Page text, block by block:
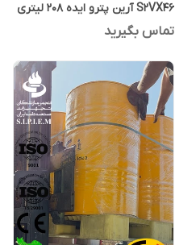
S2VX46 آرین پترو ایده 208 لیتری
تماس بگیرید